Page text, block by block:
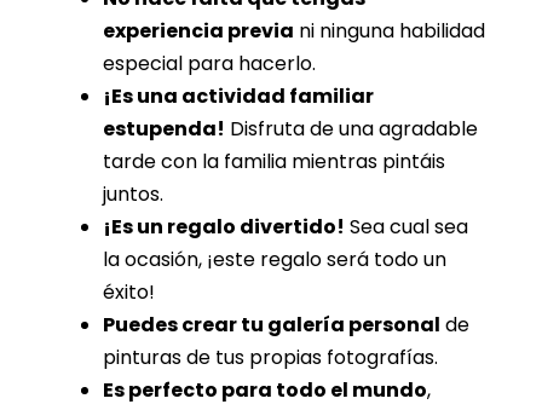
experiencia previa ni ninguna habilidad
especial para hacerlo.
¡Es una actividad familiar
estupenda! Disfruta de una agradable
tarde con la familia mientras pintáis
juntos.
¡Es un regalo divertido! Sea cual sea
la ocasión, ¡este regalo será todo un
éxito!
Puedes crear tu galería personal de
pinturas de tus propias fotografías.
Es perfecto para todo el mundo,